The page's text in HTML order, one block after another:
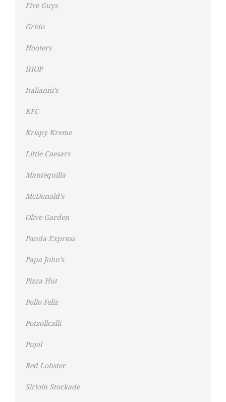
Five Guys
Grido
Hooters
IHOP
Italianni’s
KFC
Krispy Kreme
Little Caesars
Mantequilla
McDonald’s
Olive Garden
Panda Express
Papa John’s
Pizza Hut
Pollo Feliz
Potzollcalli
Pujol
Red Lobster
Sirloin Stockade